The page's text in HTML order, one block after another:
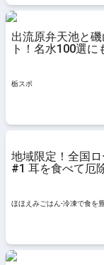
出流原弁天池と
ト！名水100選に
栃スポ
地域限定！全国
#1 耳を食べて厄
ズ
ほほえみごはん-冷凍で食を